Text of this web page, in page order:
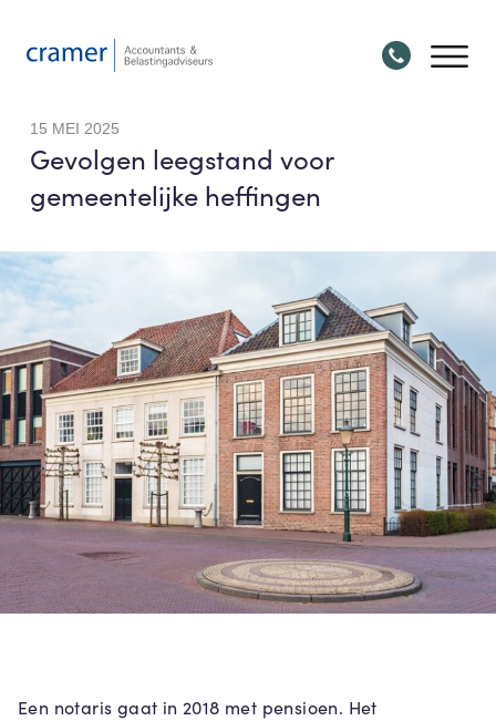
15 MEI 2025
Gevolgen leegstand voor
gemeentelijke heffingen
Een notaris gaat in 2018 met pensioen. Het